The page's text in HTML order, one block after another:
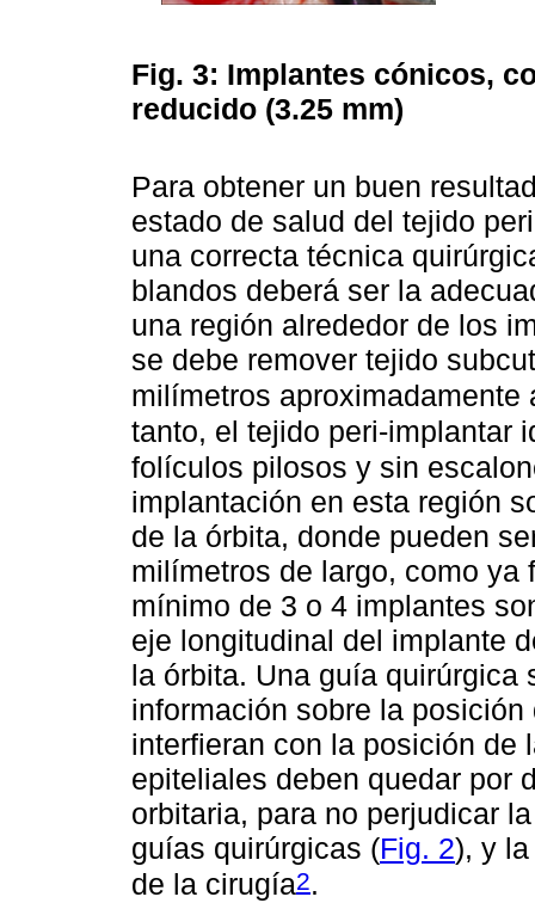
Fig. 3: Implantes cónicos,
reducido (3.25 mm)
Para obtener un buen
estado de salud del tejido
una correcta técnica
blandos deberá ser la
una región alrededor de los
se debe remover tejido
milímetros
tanto, el tejido peri-implantar
folículos pilosos y sin
implantación en esta región
de la órbita, donde pueden
milímetros de largo, como ya
mínimo de 3 o 4 implantes
eje longitudinal del implante
la órbita. Una guía quirúrgica
información sobre la
interfieran con la posición de
epiteliales deben quedar por
orbitaria, para no perjudicar
guías quirúrgicas (Fig. 2), y
de la cirugía2.